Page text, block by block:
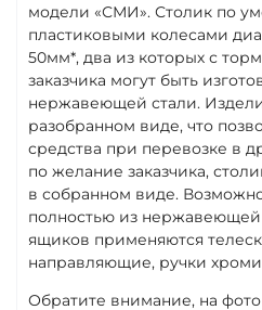
модели «СМИ». Столик по
пластиковыми колесами
50мм*, два из которых с
заказчика могут быть
нержавеющей стали.
разобранном виде, что
средства при перевозке в
по желание заказчика,
в собранном виде.
полностью из нержавеющей
ящиков применяются
направляющие, ручки
Обратите внимание, на